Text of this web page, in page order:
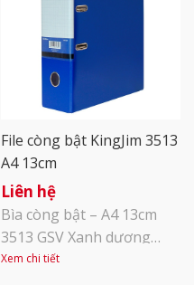
A5. Độ dày gáy 50mm cho
khả năng lưu tối đa 300 tờ
giấy, bao [...]
File còng bật KingJim 3513
A4 13cm
Liên hệ
Bìa còng bật – A4 13cm
3513 GSV Xanh dương
Kích thước A4 thông dụng
Xem chi tiết